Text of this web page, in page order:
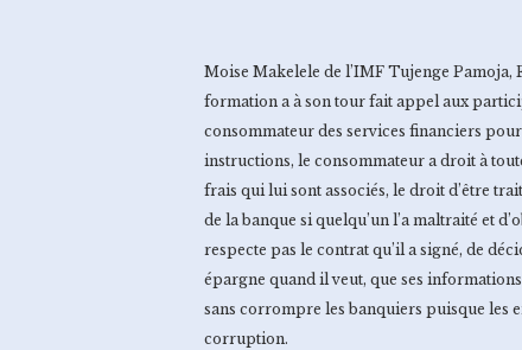
Moise Makelele de l’IMF Tujenge Pamoja,
formation a à son tour fait appel aux
consommateur des services financiers
instructions, le consommateur a droit à
frais qui lui sont associés, le droit d’être
de la banque si quelqu’un l’a maltraité et
respecte pas le contrat qu’il a signé, de
épargne quand il veut, que ses
sans corrompre les banquiers puisque les
corruption.